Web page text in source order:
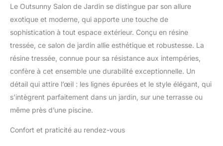
basse (coussins assise
et dossier inclus)
ENTRETIEN FACILE ET
PRATIQUE : tous les
coussins sont 100 %
polyester, coussins
d'assise déhoussables et
lavables en machine ;
structure robuste en
métal époxy
de qualité résistant aux
Le Outsunny Salon de Jardin se distingue par son allure
exotique et moderne, qui apporte une touche de
sophistication à tout espace extérieur. Conçu en résine
tressée, ce salon de jardin allie esthétique et robustesse. La
résine tressée, connue pour sa résistance aux intempéries,
confère à cet ensemble une durabilité exceptionnelle. Un
détail qui attire l’œil : les lignes épurées et le style élégant, qui
s’intègrent parfaitement dans un jardin, sur une terrasse ou
même près d’une piscine.
Confort et praticité au rendez-vous